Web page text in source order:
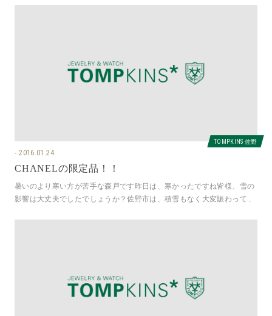
TOMPKINS 佐野
2016.01.24
CHANELの限定品！！
暑いのより寒い方が苦手な森戸です昨日は、寒かったですね皆様、雪の
影響は大丈夫でしたでしょうか？佐野市は、積雪もなく大変賑わってお